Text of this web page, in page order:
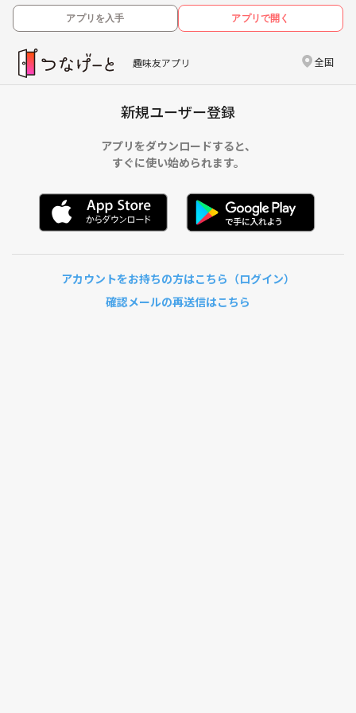
アプリを入手 アプリで開く
趣味友アプリ 全国
新規ユーザー登録
アプリをダウンロードすると、
すぐに使い始められます。
アカウントをお持ちの方はこちら（ログイン）
確認メールの再送信はこちら